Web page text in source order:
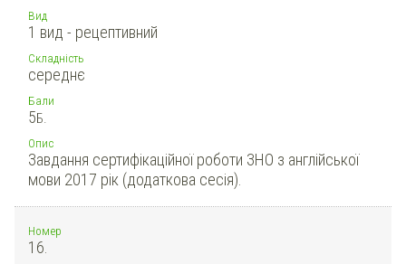
Вид
1 вид - рецептивний
Складність
середнє
Бали
5Б.
Опис
Завдання сертифікаційної роботи ЗНО з англійської
мови 2017 рік (додаткова сесія).
Номер
16.